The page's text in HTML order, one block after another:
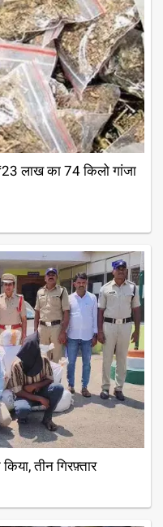
लाख का 74 किलो गांजा
तीन गिरफ़्तार